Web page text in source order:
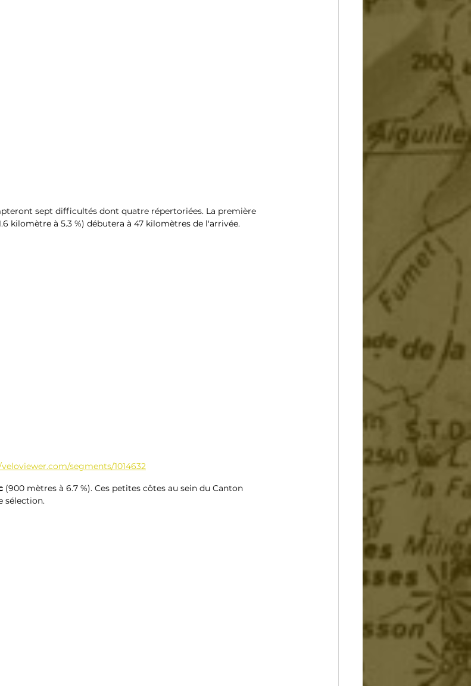
sept difficultés dont quatre répertoriées. La première
kilomètre à 5.3 %) débutera à 47 kilomètres de l'arrivée.
segments/1014632
(900 mètres à 6.7 %). Ces petites côtes au sein du Canton
sélection.